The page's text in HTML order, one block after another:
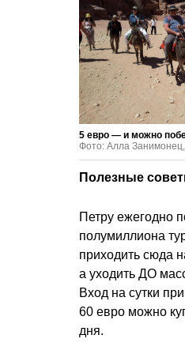
5 евро — и можно
Фото: Алла
Полезные
Петру ежегодно
полумиллиона
приходить сюда
а уходить ДО
Вход на сутки
60 евро можно
дня.